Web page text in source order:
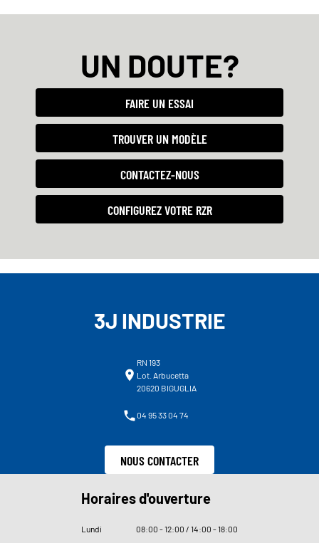
UN DOUTE?
FAIRE UN ESSAI
TROUVER UN MODÈLE
CONTACTEZ-NOUS
CONFIGUREZ VOTRE RZR
3J INDUSTRIE
RN 193
Lot. Arbucetta
20620 BIGUGLIA
04 95 33 04 74
NOUS CONTACTER
Horaires d'ouverture
Lundi 08:00 - 12:00 / 14:00 - 18:00